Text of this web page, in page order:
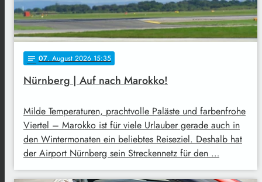
notes 07. August 2026 15:35
Nürnberg | Auf nach Marokko!
Milde Temperaturen, prachtvolle Paläste und farbenfrohe
Viertel – Marokko ist für viele Urlauber gerade auch in
den Wintermonaten ein beliebtes Reiseziel. Deshalb hat
der Airport Nürnberg sein Streckennetz für den …